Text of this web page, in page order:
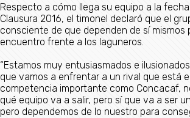
Respecto a cómo llega su equipo a la
Clausura 2016, el timonel declaró que el
consciente de que dependen de sí mismos
encuentro frente a los laguneros.
“Estamos muy entusiasmados e
que vamos a enfrentar a un rival que está
competencia importante como Concacaf,
qué equipo va a salir, pero sí que va a ser
pero dependemos de lo nuestro para